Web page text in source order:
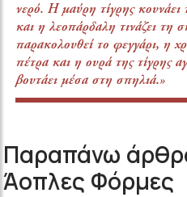
νερό. Η μαύρη τίγρης κουνάει
και η λεοπάρδαλη τινάζει τη
παρακολουθεί το φεγγάρι, η
πέτρα και η ουρά της τίγρης
βουτάει μέσα στη σπηλιά.»
Παραπάνω
Άοπλες Φόρμες